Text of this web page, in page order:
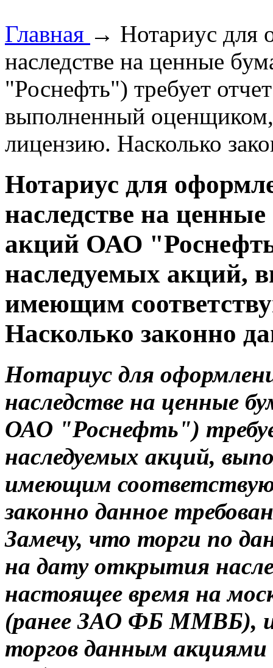
Главная → Нотариус для
наследстве на ценные
"Роснефть") требует
выполненный
лицензию. Насколько
Нотариус для
наследстве на
акций ОАО
наследуемых акций,
имеющим
Насколько законно
Нотариус для
наследстве на ценные
ОАО "Роснефть")
наследуемых акций,
имеющим
законно данное
Замечу, что торги по
на дату открытия
настоящее время на
(ранее ЗАО ФБ ММВБ), и
торгов данным акциями